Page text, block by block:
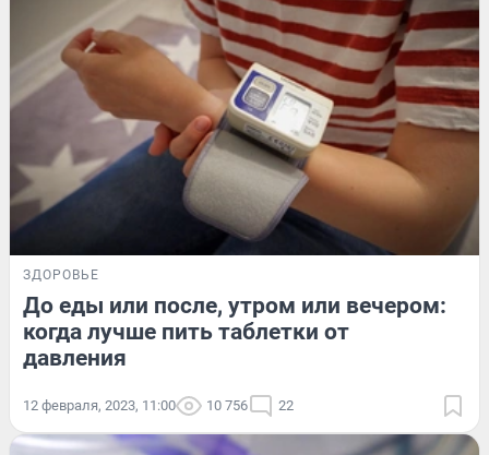
ЗДОРОВЬЕ
До еды или после, утром или вечером:
когда лучше пить таблетки от
давления
12 февраля, 2023, 11:00 10 756 22